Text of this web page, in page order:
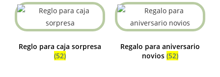
Reglo para caja sorpresa
(52)
Regalo para aniversario
novios (52)